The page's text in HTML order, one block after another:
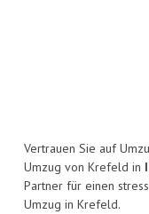
Vertrauen Sie auf
Umzug von Krefeld in
Partner für einen
Umzug in Krefeld.